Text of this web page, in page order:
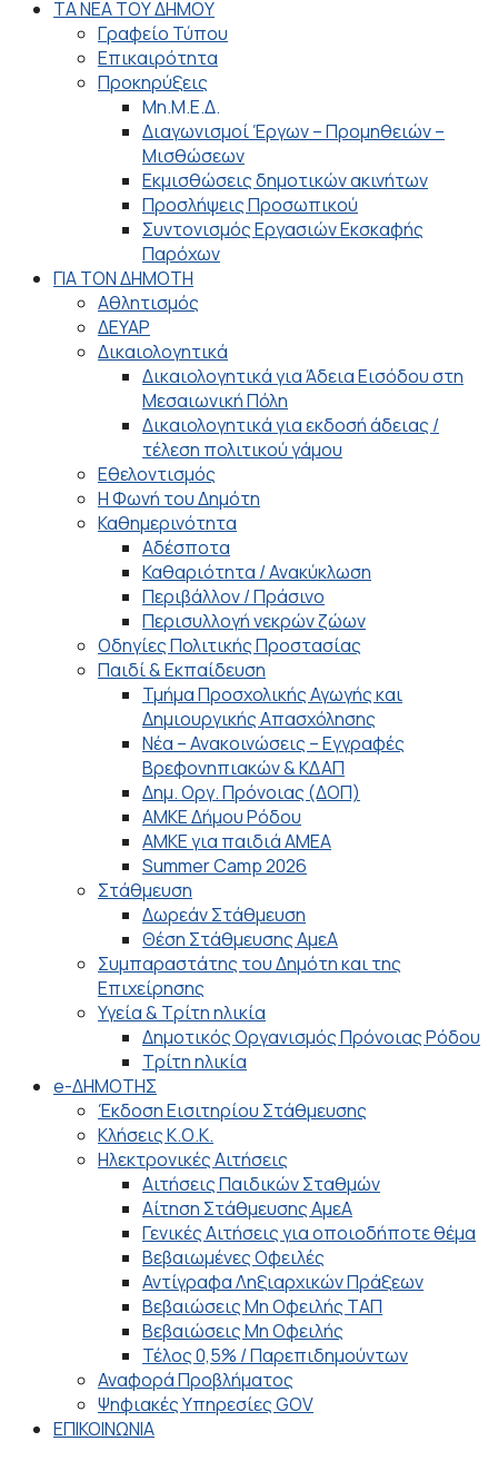
ΤΑ ΝΕΑ ΤΟΥ ΔΗΜΟΥ
Γραφείο Τύπου
Επικαιρότητα
Προκηρύξεις
Μη.Μ.Ε.Δ.
Διαγωνισμοί Έργων – Προμηθειών –
Μισθώσεων
Εκμισθώσεις δημοτικών ακινήτων
Προσλήψεις Προσωπικού
Συντονισμός Εργασιών Εκσκαφής
Παρόχων
ΓΙΑ ΤΟΝ ΔΗΜΟΤΗ
Αθλητισμός
ΔΕΥΑΡ
Δικαιολογητικά
Δικαιολογητικά για Άδεια Εισόδου στη
Μεσαιωνική Πόλη
Δικαιολογητικά για εκδοσή άδειας /
τέλεση πολιτικού γάμου
Εθελοντισμός
Η Φωνή του Δημότη
Καθημερινότητα
Αδέσποτα
Καθαριότητα / Ανακύκλωση
Περιβάλλον / Πράσινο
Περισυλλογή νεκρών ζώων
Οδηγίες Πολιτικής Προστασίας
Παιδί & Εκπαίδευση
Τμήμα Προσχολικής Αγωγής και
Δημιουργικής Απασχόλησης
Νέα – Ανακοινώσεις – Εγγραφές
Βρεφονηπιακών & ΚΔΑΠ
Δημ. Οργ. Πρόνοιας (ΔΟΠ)
ΑΜΚΕ Δήμου Ρόδου
ΑΜΚΕ για παιδιά ΑΜΕΑ
Summer Camp 2026
Στάθμευση
Δωρεάν Στάθμευση
Θέση Στάθμευσης ΑμεΑ
Συμπαραστάτης του Δημότη και της
Επιχείρησης
Υγεία & Τρίτη ηλικία
Δημοτικός Οργανισμός Πρόνοιας Ρόδου
Τρίτη ηλικία
e-ΔΗΜΟΤΗΣ
Έκδοση Εισιτηρίου Στάθμευσης
Κλήσεις Κ.Ο.Κ.
Ηλεκτρονικές Αιτήσεις
Αιτήσεις Παιδικών Σταθμών
Αίτηση Στάθμευσης ΑμεΑ
Γενικές Αιτήσεις για οποιοδήποτε θέμα
Βεβαιωμένες Οφειλές
Αντίγραφα Ληξιαρχικών Πράξεων
Βεβαιώσεις Μη Οφειλής ΤΑΠ
Βεβαιώσεις Μη Οφειλής
Τέλος 0,5% / Παρεπιδημούντων
Αναφορά Προβλήματος
Ψηφιακές Υπηρεσίες GOV
ΕΠΙΚΟΙΝΩΝΙΑ